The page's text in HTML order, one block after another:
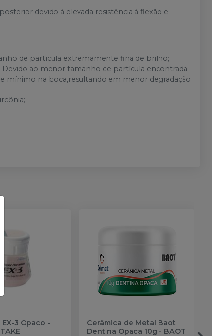
devido à elevada resistência à flexão e
de partícula extremamente fina de brilho;
ao menor tamanho de partícula encontrada
mínimo na boca,resultando em menor degradação
3 Opaco -
Cerâmica de Metal Baot
Dentina Opaca 10g - BAOT